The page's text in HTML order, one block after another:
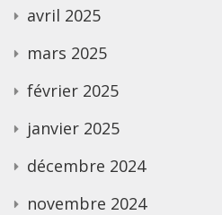
avril 2025
mars 2025
février 2025
janvier 2025
décembre 2024
novembre 2024